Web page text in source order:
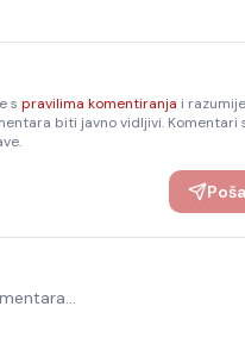
s pravilima komentiranja i
biti javno vidljivi. Komentari